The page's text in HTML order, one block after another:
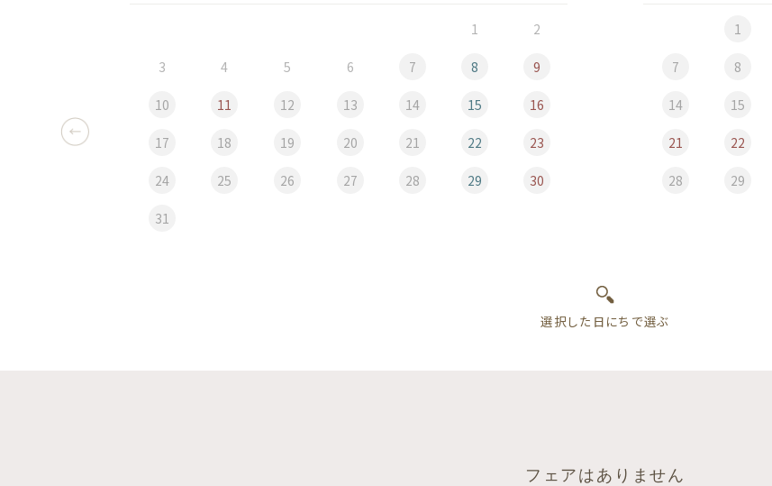
1 2
3 4 5 6 7 8 9
10 11 12 13 14 15 16
17 18 19 20 21 22 23
24 25 26 27 28 29 30
31
1
7 8
14 15
21 22
28 29
フェアはありません